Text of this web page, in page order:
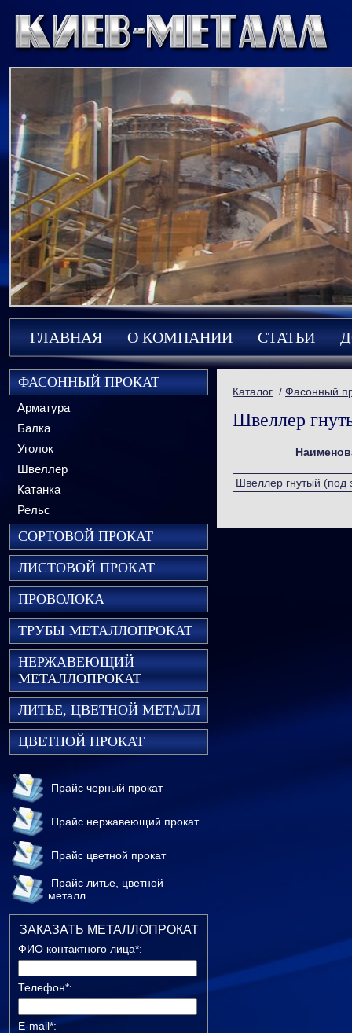
ГЛАВНАЯ О КОМПАНИИ СТАТЬИ
ФАСОННЫЙ ПРОКАТ
Арматура
Балка
Уголок
Швеллер
Катанка
Рельс
СОРТОВОЙ ПРОКАТ
ЛИСТОВОЙ ПРОКАТ
ПРОВОЛОКА
ТРУБЫ МЕТАЛЛОПРОКАТ
НЕРЖАВЕЮЩИЙ
МЕТАЛЛОПРОКАТ
ЛИТЬЕ, ЦВЕТНОЙ МЕТАЛЛ
ЦВЕТНОЙ ПРОКАТ
Прайс черный прокат
Прайс нержавеющий прокат
Прайс цветной прокат
Прайс литье, цветной
металл
ЗАКАЗАТЬ МЕТАЛЛОПРОКАТ
ФИО контактного лица*:
Телефон*:
E-mail*:
Каталог / Фасонный
Швеллер
Швеллер гнутый (под